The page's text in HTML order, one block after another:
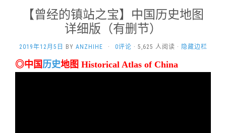
【曾经的镇站之宝】中国历史地图
详细版（有删节）
2019年12月5日 BY ANZHIHE · 0评论 · 5,625 人阅读 · 隐藏边栏
◎中国历史地图 Historical Atlas of China